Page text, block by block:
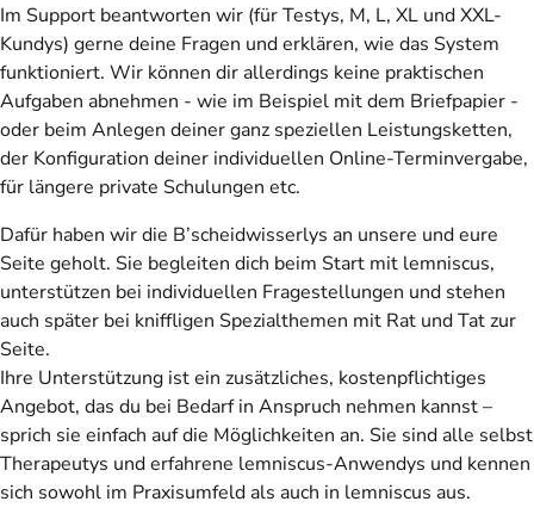
Im Support beantworten wir (für Testys, M, L, XL und XXL-
Kundys) gerne deine Fragen und erklären, wie das System
funktioniert. Wir können dir allerdings keine praktischen
Aufgaben abnehmen - wie im Beispiel mit dem Briefpapier -
oder beim Anlegen deiner ganz speziellen Leistungsketten,
der Konfiguration deiner individuellen Online-Terminvergabe,
für längere private Schulungen etc.
Dafür haben wir die B’scheidwisserlys an unsere und eure
Seite geholt. Sie begleiten dich beim Start mit lemniscus,
unterstützen bei individuellen Fragestellungen und stehen
auch später bei kniffligen Spezialthemen mit Rat und Tat zur
Seite.
Ihre Unterstützung ist ein zusätzliches, kostenpflichtiges
Angebot, das du bei Bedarf in Anspruch nehmen kannst –
sprich sie einfach auf die Möglichkeiten an. Sie sind alle selbst
Therapeutys und erfahrene lemniscus-Anwendys und kennen
sich sowohl im Praxisumfeld als auch in lemniscus aus.